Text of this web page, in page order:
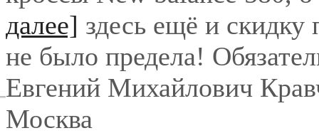
далее] здесь ещё и
не было предела!
Евгений Михайлович
Москва